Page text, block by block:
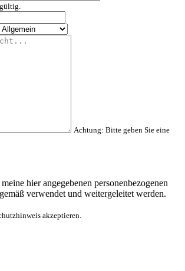
Achtung: Bitte geben Sie eine
hier angegebenen personenbezogenen
verwendet und weitergeleitet werden.
akzeptieren.